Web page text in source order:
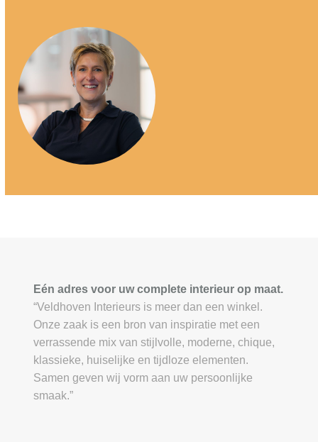
Eén adres voor uw complete interieur op maat.
“Veldhoven Interieurs is meer dan een winkel.
Onze zaak is een bron van inspiratie met een
verrassende mix van stijlvolle, moderne, chique,
klassieke, huiselijke en tijdloze elementen.
Samen geven wij vorm aan uw persoonlijke
smaak.”